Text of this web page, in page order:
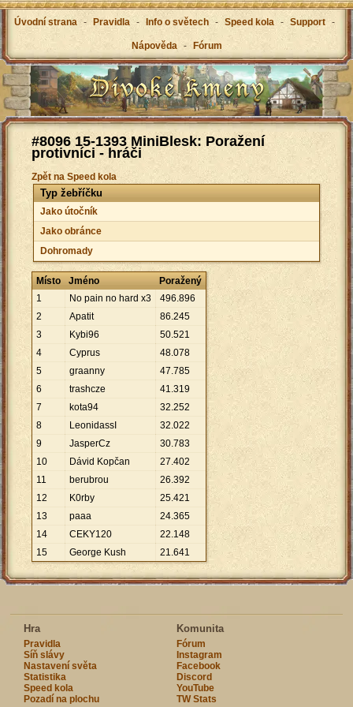
Úvodní strana - Pravidla - Info o světech - Speed kola - Support -
Nápověda - Fórum
#8096 15-1393 MiniBlesk: Poražení
protivníci - hráči
Zpět na Speed kola
Typ žebříčku
Jako útočník
Jako obránce
Dohromady
Místo Jméno
Poražený
1
No pain no hard x3 496.896
2
Apatit 86.245
3
Kybi96 50.521
4
Cyprus 48.078
5
graanny 47.785
6
trashcze 41.319
7
kota94 32.252
8
LeonidassI 32.022
9
JasperCz 30.783
10
Dávid Kopčan 27.402
11
berubrou 26.392
12
K0rby 25.421
13
paaa 24.365
14
CEKY120 22.148
15
George Kush 21.641
Hra
Pravidla
Síň slávy
Nastavení světa
Statistika
Speed kola
Pozadí na plochu
Komunita
Fórum
Instagram
Facebook
Discord
YouTube
TW Stats